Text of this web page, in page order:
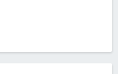
POPOLAZIONE RESIDENTE -